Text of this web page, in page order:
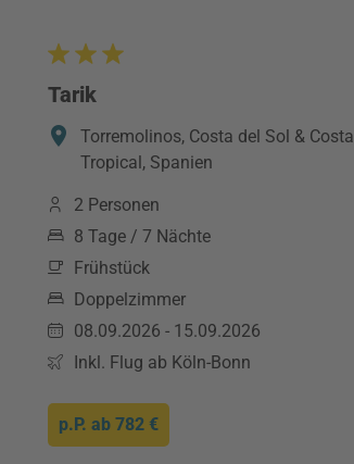
Tarik
Torremolinos, Costa del Sol & Costa
Tropical, Spanien
2 Personen
8 Tage / 7 Nächte
Frühstück
Doppelzimmer
08.09.2026 - 15.09.2026
Inkl. Flug ab Köln-Bonn
p.P. ab 782 €